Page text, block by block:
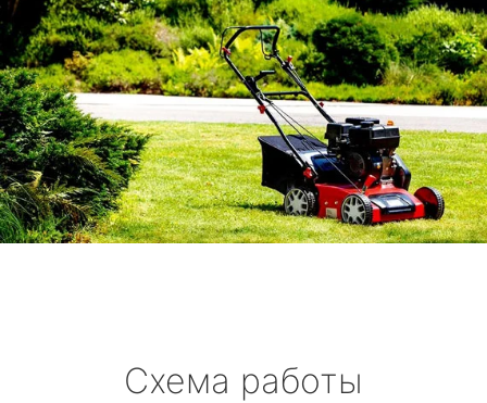
Схема работы